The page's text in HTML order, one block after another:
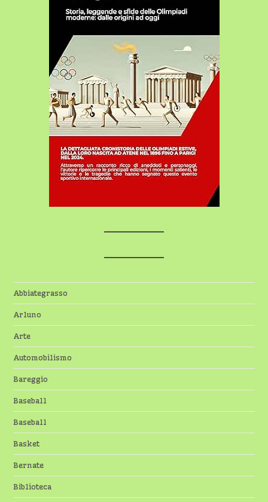
Abbiategrasso
Arluno
Arte
Automobilismo
Bareggio
Baseball
Baseball
Basket
Bernate
Biblioteca